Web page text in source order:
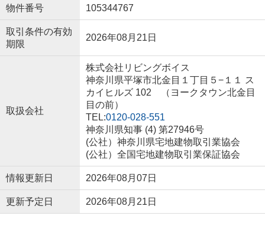
物件番号 105344767
取引条件の有効
期限
2026年08月21日
取扱会社
株式会社リビングボイス
神奈川県平塚市北金目１丁目５−１１ ス
カイヒルズ 102 （ヨークタウン北金目
目の前）
TEL:0120-028-551
神奈川県知事 (4) 第27946号
(公社）神奈川県宅地建物取引業協会
(公社）全国宅地建物取引業保証協会
情報更新日 2026年08月07日
更新予定日 2026年08月21日